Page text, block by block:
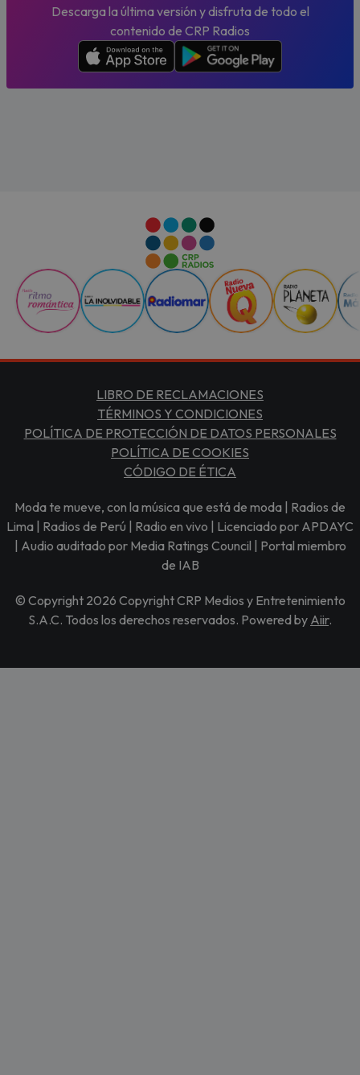
Descarga la última versión y disfruta de todo el
contenido de CRP Radios
LIBRO DE RECLAMACIONES
TÉRMINOS Y CONDICIONES
POLÍTICA DE PROTECCIÓN DE DATOS PERSONALES
POLÍTICA DE COOKIES
CÓDIGO DE ÉTICA
Moda te mueve, con la música que está de moda | Radios de
Lima | Radios de Perú | Radio en vivo | Licenciado por APDAYC
| Audio auditado por Media Ratings Council | Portal miembro
de IAB
© Copyright 2026 Copyright CRP Medios y Entretenimiento
S.A.C. Todos los derechos reservados. Powered by Aiir.